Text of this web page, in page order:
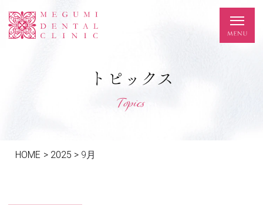
トピックス
Topics
HOME > 2025 > 9月